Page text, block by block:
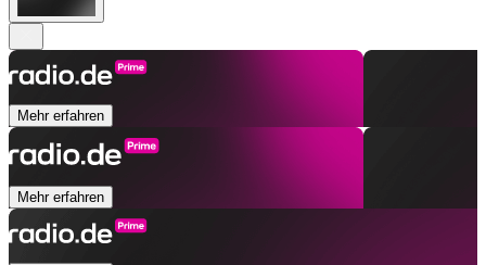
Mehr erfahren
Mehr erfahren